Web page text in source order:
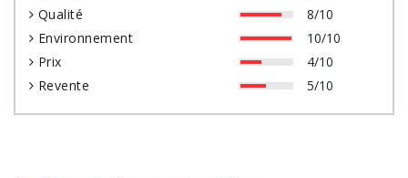
Qualité
8/10
Environnement
10/10
Prix
4/10
Revente
5/10